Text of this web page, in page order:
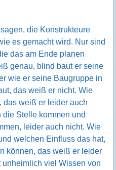
die Konstrukteure
es gemacht wird. Nur sind
das am Ende planen
genau, blind baut er seine
wie er seine Baugruppe in
das weiß er nicht. Wie
das weiß er leider auch
Stelle kommen und
leider auch nicht. Wie
welchen Einfluss das hat,
können, das weiß er leider
viel Wissen von